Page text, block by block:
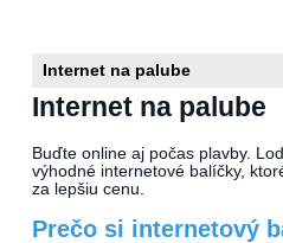
Posádka
Plavební společnost
Internet na palube
Internet na palube
Buďte online aj počas plavby.
výhodné internetové balíčky,
za lepšiu cenu.
Prečo si internetový